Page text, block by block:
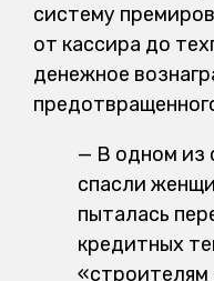
систему
от кассира до
денежное
— В одном из
спасли
пыталась
кредитных
«строителям